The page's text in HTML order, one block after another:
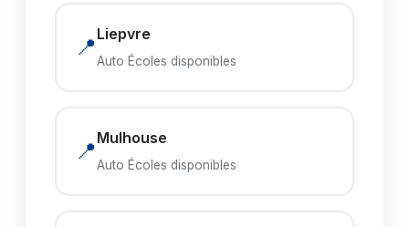
📍 Liepvre
Auto Écoles disponibles
📍 Mulhouse
Auto Écoles disponibles